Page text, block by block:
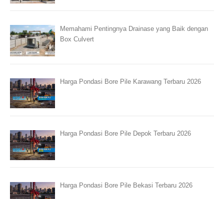
Memahami Pentingnya Drainase yang Baik dengan
Box Culvert
Harga Pondasi Bore Pile Karawang Terbaru 2026
Harga Pondasi Bore Pile Depok Terbaru 2026
Harga Pondasi Bore Pile Bekasi Terbaru 2026